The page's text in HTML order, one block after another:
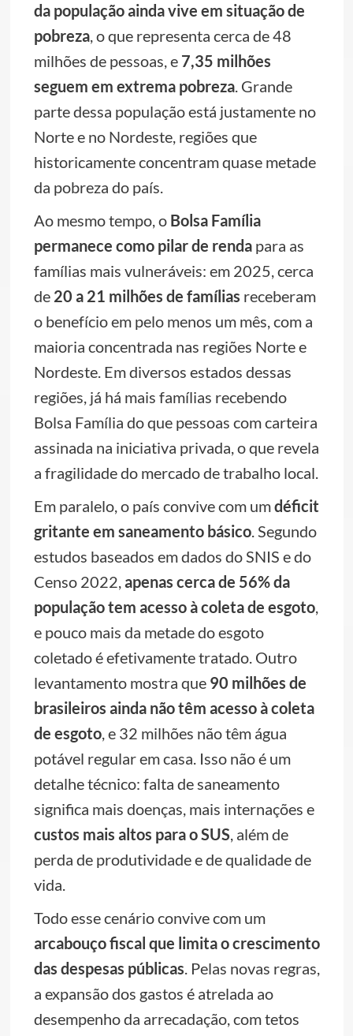
da população ainda vive em situação de
pobreza, o que representa cerca de 48
milhões de pessoas, e 7,35 milhões
seguem em extrema pobreza. Grande
parte dessa população está justamente no
Norte e no Nordeste, regiões que
historicamente concentram quase metade
da pobreza do país.
Ao mesmo tempo, o Bolsa Família
permanece como pilar de rendapara as
famílias mais vulneráveis: em 2025, cerca
de 20 a 21 milhões de famílias receberam
o benefício em pelo menos um mês, com a
maioria concentrada nas regiões Norte e
Nordeste. Em diversos estados dessas
regiões, já há mais famílias recebendo
Bolsa Família do que pessoas com carteira
assinada na iniciativa privada, o que revela
a fragilidade do mercado de trabalho local.
Em paralelo, o país convive com umdéficit
gritante em saneamento básico. Segundo
estudos baseados em dados do SNIS e do
Censo 2022,apenas cerca de 56% da
população tem acesso à coleta de esgoto,
e pouco mais da metade do esgoto
coletado é efetivamente tratado. Outro
levantamento mostra que 90 milhões de
brasileiros ainda não têm acesso à coleta
de esgoto, e 32 milhões não têm água
potável regular em casa. Isso não é um
detalhe técnico: falta de saneamento
significa mais doenças, mais internações e
custos mais altos para o SUS, além de
perda de produtividade e de qualidade de
vida.
Todo esse cenário convive com um
arcabouço fiscal que limita o crescimento
das despesas públicas. Pelas novas regras,
a expansão dos gastos é atrelada ao
desempenho da arrecadação, com tetos